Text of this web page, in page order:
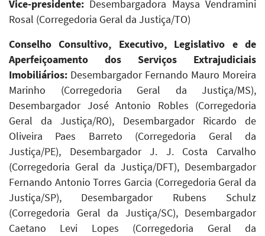
Vice-presidente: Desembargadora Maysa Vendramini
Rosal (Corregedoria Geral da Justiça/TO)
Conselho Consultivo, Executivo, Legislativo e de
Aperfeiçoamento dos Serviços Extrajudiciais
Imobiliários: Desembargador Fernando Mauro Moreira
Marinho (Corregedoria Geral da Justiça/MS),
Desembargador José Antonio Robles (Corregedoria
Geral da Justiça/RO), Desembargador Ricardo de
Oliveira Paes Barreto (Corregedoria Geral da
Justiça/PE), Desembargador J. J. Costa Carvalho
(Corregedoria Geral da Justiça/DFT), Desembargador
Fernando Antonio Torres Garcia (Corregedoria Geral da
Justiça/SP), Desembargador Rubens Schulz
(Corregedoria Geral da Justiça/SC), Desembargador
Caetano Levi Lopes (Corregedoria Geral da